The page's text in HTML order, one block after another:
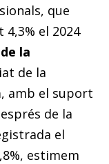
que
4,3% el 2024
la
de la
amb el suport
de la
el
estimem